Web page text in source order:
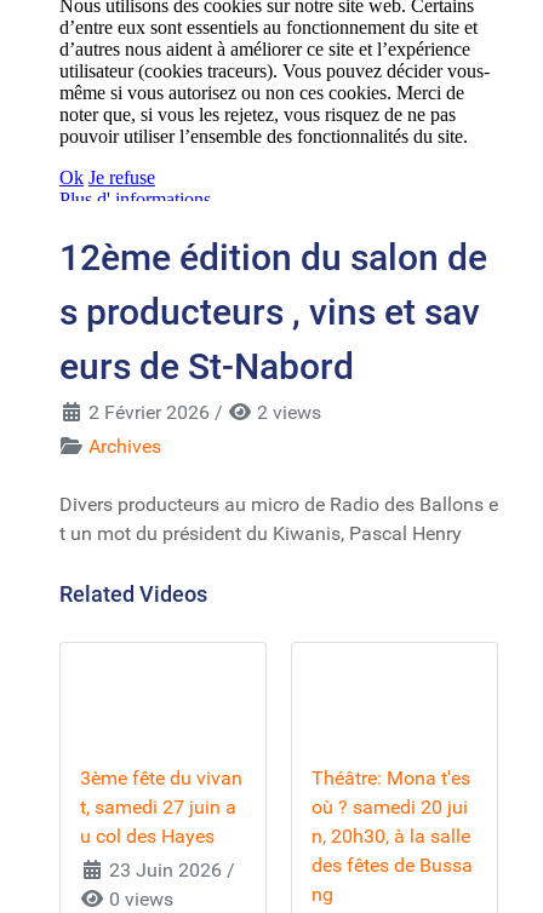
12ème édition du salon de
s producteurs , vins et sav
eurs de St-Nabord
2 Février 2026 /
2 views
Archives
Divers producteurs au micro de Radio des Ballons e
t un mot du président du Kiwanis, Pascal Henry
Related Videos
3ème fête du vivan
t, samedi 27 juin a
u col des Hayes
23 Juin 2026 /
0 views
Théâtre: Mona t'es
où ? samedi 20 jui
n, 20h30, à la salle
des fêtes de Bussa
ng